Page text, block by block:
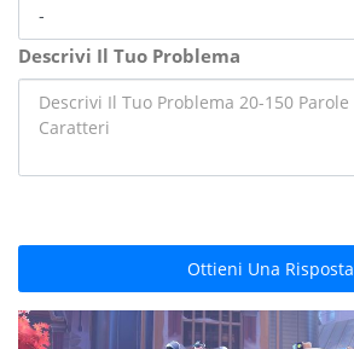
Descrivi Il Tuo Problema
Ottieni Una Risposta